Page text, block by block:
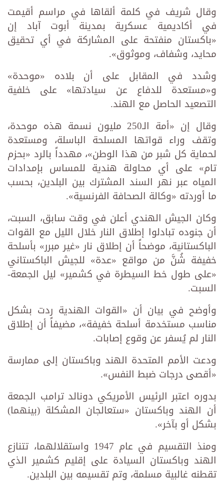
وقال شريف في كلمة ألقاها في مراسم أقيمت
في أكاديمية عسكرية بمدينة أبوت آباد إن
«باكستان منفتحة على المشاركة في أي تحقيق
محايد، وشفاف، وموثوق».
وشدد في المقابل على أن بلاده «موحدة»
و«مستعدة للدفاع عن سيادتها» على خلفية
التصعيد الحاصل مع الهند.
وقال إن «أمة الـ250 مليون نسمة هذه موحدة،
وتقف وراء قواتها المسلحة الباسلة، ومستعدة
لحماية كل شبر من هذا الوطن»، مهدداً بالرد «بحزم
تام» على أي محاولة هندية للمساس بإمدادات
المياه عبر نهر السند المشترك بين البلدين، بحسب
ما أوردته «وكالة الصحافة الفرنسية».
وكان الجيش الهندي أعلن في وقت سابق، السبت،
أن جنوده تبادلوا إطلاق النار خلال الليل مع القوات
الباكستانية، موضحاً أن إطلاق نار «غير مبرر» بأسلحة
خفيفة شُنَّ من مواقع «عدة» للجيش الباكستاني
«على طول خط السيطرة في كشمير» ليل الجمعة-
السبت.
وأوضح في بيان أن «القوات الهندية ردت بشكل
مناسب مستخدمة أسلحة خفيفة»، مضيفاً أن إطلاق
النار لم يُسفر عن وقوع إصابات.
ودعت الأمم المتحدة الهند وباكستان إلى ممارسة
«أقصى درجات ضبط النفس».
بدوره اعتبر الرئيس الأمريكي دونالد ترامب الجمعة
أن الهند وباكستان «ستعالجان المشكلة (بينهما)
بشكل أو بآخر».
ومنذ التقسيم في عام 1947 واستقلالهما، تتنازع
الهند وباكستان السيادة على إقليم كشمير الذي
تقطنه غالبية مسلمة، وتم تقسيمه بين البلدين.